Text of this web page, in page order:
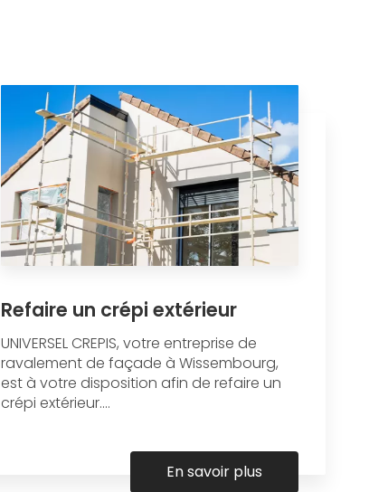
Refaire un crépi extérieur
UNIVERSEL CREPIS, votre entreprise de
ravalement de façade à Wissembourg,
est à votre disposition afin de refaire un
crépi extérieur....
En savoir plus